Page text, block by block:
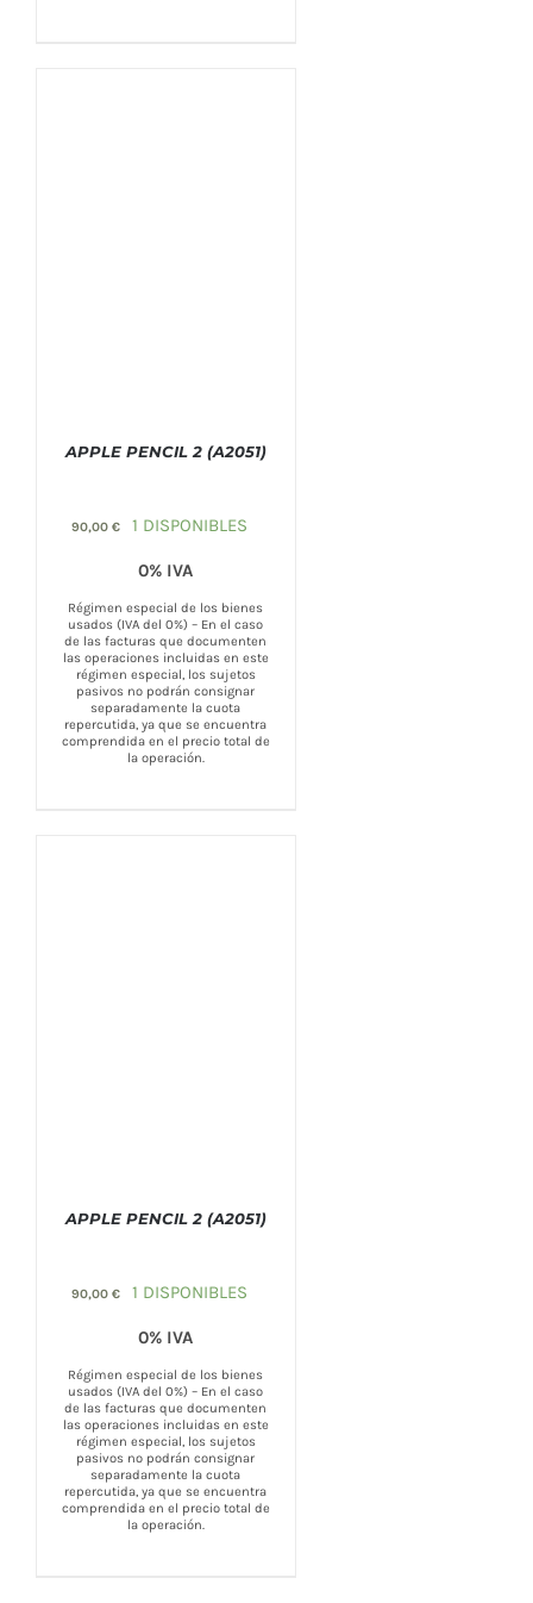
APPLE PENCIL 2 (A2051)
90,00€ 1 DISPONIBLES
0% IVA
Régimen especial de los bienes
usados (IVA del 0%) – En el caso
de las facturas que documenten
las operaciones incluidas en este
régimen especial, los sujetos
pasivos no podrán consignar
separadamente la cuota
repercutida, ya que se encuentra
comprendida en el precio total de
la operación.
APPLE PENCIL 2 (A2051)
90,00€ 1 DISPONIBLES
0% IVA
Régimen especial de los bienes
usados (IVA del 0%) – En el caso
de las facturas que documenten
las operaciones incluidas en este
régimen especial, los sujetos
pasivos no podrán consignar
separadamente la cuota
repercutida, ya que se encuentra
comprendida en el precio total de
la operación.